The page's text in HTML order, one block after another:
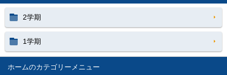
ホーム
2学期
1学期